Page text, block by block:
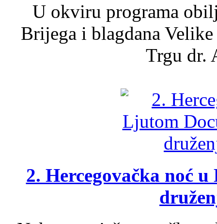
U okviru programa
Brijega i blagdana
Trgu dr.
2. Hercegovačka noć